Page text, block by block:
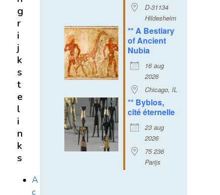
D-31134
Hildesheim
** A Bestiary
of Ancient
Nubia
16 aug
2026
Chicago, IL
** Byblos,
cité éternelle
23 aug
2026
75 236
Parijs
g
r
i
j
k
s
t
e
l
i
n
k
s
A
c